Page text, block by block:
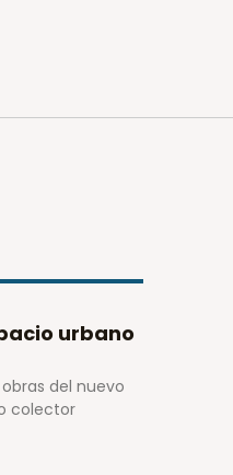
urbano
del nuevo
colector